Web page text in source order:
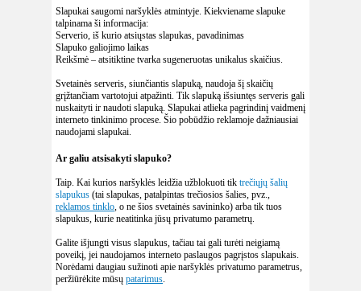
Slapukai saugomi naršyklės atmintyje. Kiekviename slapuke
talpinama ši informacija:
Serverio, iš kurio atsiųstas slapukas, pavadinimas
Slapuko galiojimo laikas
Reikšmė – atsitiktine tvarka sugeneruotas unikalus skaičius.
Svetainės serveris, siunčiantis slapuką, naudoja šį skaičių
grįžtančiam vartotojui atpažinti. Tik slapuką išsiuntęs serveris gali
nuskaityti ir naudoti slapuką. Slapukai atlieka pagrindinį vaidmenį
interneto tinkinimo procese. Šio pobūdžio reklamoje dažniausiai
naudojami slapukai.
Ar galiu atsisakyti slapuko?
Taip. Kai kurios naršyklės leidžia užblokuoti tik trečiųjų šalių
slapukus (tai slapukas, patalpintas trečiosios šalies, pvz.,
reklamos tinklo, o ne šios svetainės savininko) arba tik tuos
slapukus, kurie neatitinka jūsų privatumo parametrų.
Galite išjungti visus slapukus, tačiau tai gali turėti neigiamą
poveikį, jei naudojamos interneto paslaugos pagrįstos slapukais.
Norėdami daugiau sužinoti apie naršyklės privatumo parametrus,
peržiūrėkite mūsų patarimus.